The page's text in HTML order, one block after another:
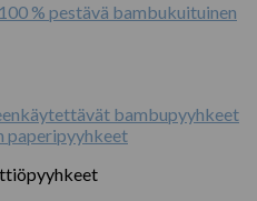
% pestävä bambukuituinen